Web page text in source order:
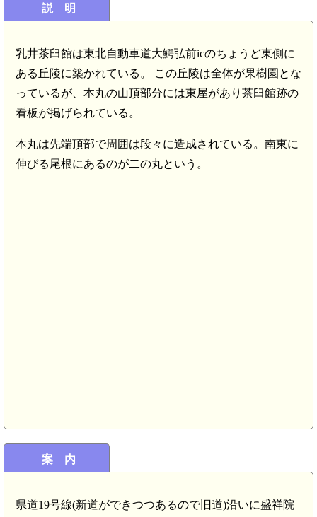
説 明
乳井茶臼館は東北自動車道大鰐弘前icのちょうど東側に
ある丘陵に築かれている。 この丘陵は全体が果樹園とな
っているが、本丸の山頂部分には東屋があり茶臼館跡の
看板が掲げられている。
本丸は先端頂部で周囲は段々に造成されている。南東に
伸びる尾根にあるのが二の丸という。
案 内
県道19号線(新道ができつつあるので旧道)沿いに盛祥院